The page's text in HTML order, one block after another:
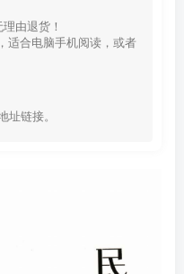
由退货！
适合电脑手机阅读，或者
链接。